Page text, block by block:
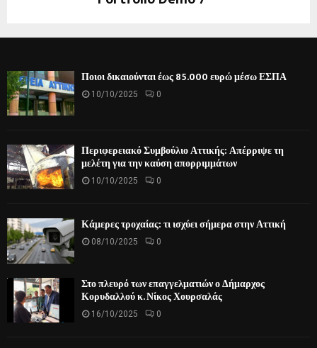
Ποιοι δικαιούνται έως 85.000 ευρώ μέσω ΕΣΠΑ
10/10/2025 0
Περιφερειακό Συμβούλιο Αττικής: Απέρριψε τη
μελέτη για την καύση απορριμμάτων
10/10/2025 0
Κάμερες τροχαίας: τι ισχύει σήμερα στην Αττική
08/10/2025 0
Στο πλευρό των επαγγελματιών ο Δήμαρχος
Κορυδαλλού κ. Νίκος Χουρσαλάς
16/10/2025 0